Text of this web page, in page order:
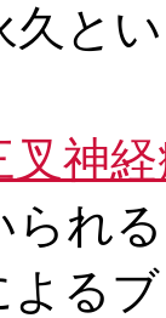
久と
叉神
られ
る